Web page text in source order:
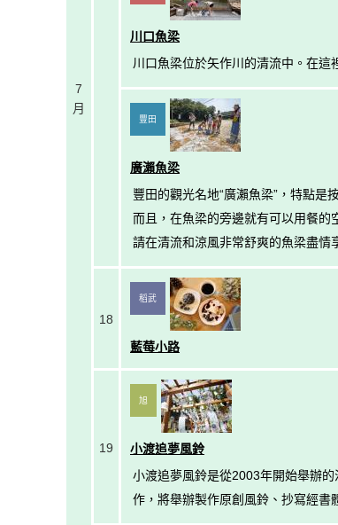
7
月
川口魚梁
川口魚梁位於矢作川的清流中。在這
豐田
廣瀨魚梁
豐田的觀光名地“廣瀨魚梁”，特點是
而且，在魚梁的旁邊就有可以用餐的
請在清流和涼風非常舒爽的魚梁盡情
18
稻武
藍莓小路
19
旭
小渡追夢風鈴
小渡追夢風鈴是從2003年開始舉辦
作，將舉辦製作原創風鈴、抄寫經書